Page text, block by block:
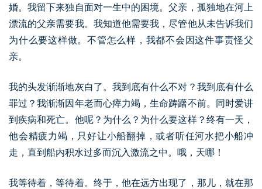
婚。我留下来独自面对一生中的困境。父亲，孤独地在河上
漂流的父亲需要我。我知道他需要我，尽管他从未告诉我们
为什么要这样做。不管怎么样，我都不会因这件事责怪父
亲。
我的头发渐渐地灰白了。我到底有什么不对？我到底有什么
罪过？我渐渐因年老而心瘁力竭，生命踌躇不前。同时爱讲
到疾病和死亡。他呢？为什么？为什么要这样？终有一天，
他会精疲力竭，只好让小船翻掉，或者听任河水把小船冲
走，直到船内积水过多而沉入激流之中。哦，天哪！
我等待着，等待着。终于，他在远方出现了，那儿，就在那